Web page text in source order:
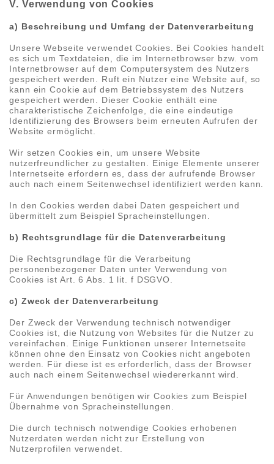
V. Verwendung von Cookies
a) Beschreibung und Umfang der Datenverarbeitung
Unsere Webseite verwendet Cookies. Bei Cookies handelt
es sich um Textdateien, die im Internetbrowser bzw. vom
Internetbrowser auf dem Computersystem des Nutzers
gespeichert werden. Ruft ein Nutzer eine Website auf, so
kann ein Cookie auf dem Betriebssystem des Nutzers
gespeichert werden. Dieser Cookie enthält eine
charakteristische Zeichenfolge, die eine eindeutige
Identifizierung des Browsers beim erneuten Aufrufen der
Website ermöglicht.
Wir setzen Cookies ein, um unsere Website
nutzerfreundlicher zu gestalten. Einige Elemente unserer
Internetseite erfordern es, dass der aufrufende Browser
auch nach einem Seitenwechsel identifiziert werden kann.
In den Cookies werden dabei Daten gespeichert und
übermittelt zum Beispiel Spracheinstellungen.
b) Rechtsgrundlage für die Datenverarbeitung
Die Rechtsgrundlage für die Verarbeitung
personenbezogener Daten unter Verwendung von
Cookies ist Art. 6 Abs. 1 lit. f DSGVO.
c) Zweck der Datenverarbeitung
Der Zweck der Verwendung technisch notwendiger
Cookies ist, die Nutzung von Websites für die Nutzer zu
vereinfachen. Einige Funktionen unserer Internetseite
können ohne den Einsatz von Cookies nicht angeboten
werden. Für diese ist es erforderlich, dass der Browser
auch nach einem Seitenwechsel wiedererkannt wird.
Für Anwendungen benötigen wir Cookies zum Beispiel
Übernahme von Spracheinstellungen.
Die durch technisch notwendige Cookies erhobenen
Nutzerdaten werden nicht zur Erstellung von
Nutzerprofilen verwendet.